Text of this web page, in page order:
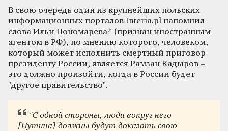
В свою очередь один из крупнейших польских
информационных порталов Interia.pl напомнил
слова Ильи Пономарева* (признан иностранным
агентом в РФ), по мнению которого, человеком,
который может исполнить смертный приговор
президенту России, является Рамзан Кадыров –
это должно произойти, когда в России будет
"другое правительство".
"С одной стороны, люди вокруг него
[Путина] должны будут доказать свою